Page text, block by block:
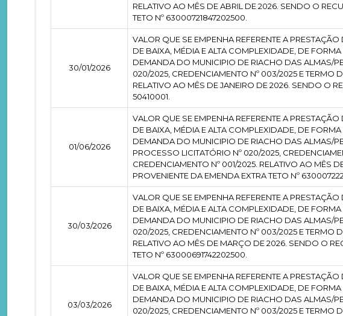
RELATIVO AO MÊS DE ABRIL DE 2026. SENDO O
TETO Nº 63000721847202500.
30/01/2026
VALOR QUE SE EMPENHA REFERENTE A
DE BAIXA, MÉDIA E ALTA COMPLEXIDADE, DE
DEMANDA DO MUNICIPIO DE RIACHO DAS ALMAS/
020/2025, CREDENCIAMENTO Nº 003/2025 E TERMO
RELATIVO AO MÊS DE JANEIRO DE 2026. SENDO O
50410001.
01/06/2026
VALOR QUE SE EMPENHA REFERENTE A
DE BAIXA, MÉDIA E ALTA COMPLEXIDADE, DE
DEMANDA DO MUNICIPIO DE RIACHO DAS ALMAS/
PROCESSO LICITATÓRIO Nº 020/2025,
CREDENCIAMENTO Nº 001/2025. RELATIVO AO MÊS
PROVENIENTE DA EMENDA EXTRA TETO Nº
30/03/2026
VALOR QUE SE EMPENHA REFERENTE A
DE BAIXA, MÉDIA E ALTA COMPLEXIDADE, DE
DEMANDA DO MUNICIPIO DE RIACHO DAS ALMAS/
020/2025, CREDENCIAMENTO Nº 003/2025 E TERMO
RELATIVO AO MÊS DE MARÇO DE 2026. SENDO O
TETO Nº 63000691742202500.
03/03/2026
VALOR QUE SE EMPENHA REFERENTE A
DE BAIXA, MÉDIA E ALTA COMPLEXIDADE, DE
DEMANDA DO MUNICIPIO DE RIACHO DAS ALMAS/
020/2025, CREDENCIAMENTO Nº 003/2025 E TERMO